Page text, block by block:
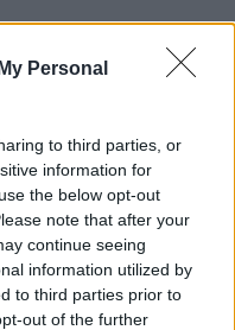
Personal
to third parties, or
information for
the below opt-out
note that after your
continue seeing
information utilized by
to third parties prior to
out of the further
4 χιλιόμετρα